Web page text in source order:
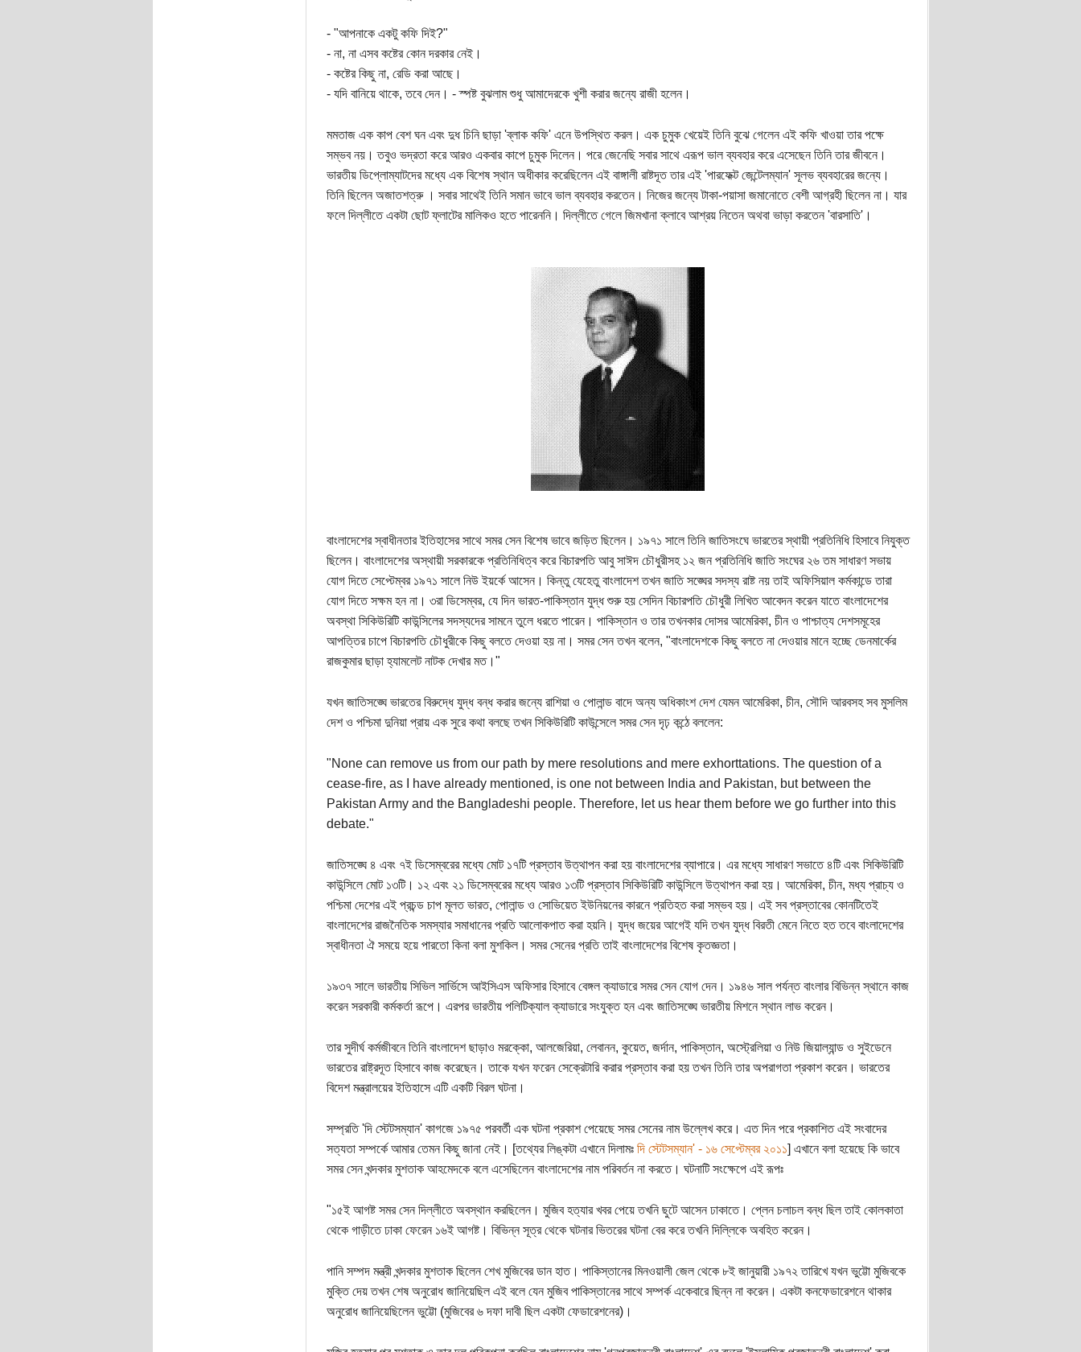
- "আপনাকে একটু কফি দিই?"
- না, না এসব কষ্টের কোন দরকার নেই।
- কষ্টের কিছু না, রেডি করা আছে।
- যদি বানিয়ে থাকে, তবে দেন। - স্পষ্ট বুঝলাম শুধু আমাদেরকে খুশী করার জন্যে রাজী হলেন।
মমতাজ এক কাপ বেশ ঘন এবং দুধ চিনি ছাড়া 'ব্লাক কফি' এনে উপস্থিত করল। এক চুমুক খেয়েই তিনি বুঝে গেলেন এই কফি খাওয়া তার পক্ষে
সম্ভব নয়। তবুও ভদ্রতা করে আরও একবার কাপে চুমুক দিলেন। পরে জেনেছি সবার সাথে এরূপ ভাল ব্যবহার করে এসেছেন তিনি তার জীবনে।
ভারতীয় ডিপ্লোম্যাটদের মধ্যে এক বিশেষ স্থান অধীকার করেছিলেন এই বাঙ্গালী রাষ্টদূত তার এই 'পারফেক্ট জেন্টেলম্যান' সূলভ ব্যবহারের জন্যে।
তিনি ছিলেন অজাতশত্রু । সবার সাথেই তিনি সমান ভাবে ভাল ব্যবহার করতেন। নিজের জন্যে টাকা-পয়াসা জমানোতে বেশী আগ্রহী ছিলেন না। যার
ফলে দিল্লীতে একটা ছোট ফ্লাটের মালিকও হতে পারেননি। দিল্লীতে গেলে জিমখানা ক্লাবে আশ্রয় নিতেন অথবা ভাড়া করতেন 'বারসাতি'।
বাংলাদেশের স্বাধীনতার ইতিহাসের সাথে সমর সেন বিশেষ ভাবে জড়িত ছিলেন। ১৯৭১ সালে তিনি জাতিসংঘে ভারতের স্থায়ী প্রতিনিধি হিসাবে নিযুক্ত
ছিলেন। বাংলাদেশের অস্থায়ী সরকারকে প্রতিনিধিত্ব করে বিচারপতি আবু সাঈদ চৌধুরীসহ ১২ জন প্রতিনিধি জাতি সংঘের ২৬ তম সাধারণ সভায়
যোগ দিতে সেপ্টেম্বর ১৯৭১ সালে নিউ ইয়র্কে আসেন। কিন্তু যেহেতু বাংলাদেশ তখন জাতি সঙ্ঘের সদস্য রাষ্ট নয় তাই অফিসিয়াল কর্মকান্ডে তারা
যোগ দিতে সক্ষম হন না। ৩রা ডিসেম্বর, যে দিন ভারত-পাকিস্তান যুদ্ধ শুরু হয় সেদিন বিচারপতি চৌধুরী লিখিত আবেদন করেন যাতে বাংলাদেশের
অবস্থা সিকিউরিটি কাউন্সিলের সদস্যদের সামনে তুলে ধরতে পারেন। পাকিস্তান ও তার তখনকার দোসর আমেরিকা, চীন ও পাশ্চাত্য দেশসমূহের
আপত্তির চাপে বিচারপতি চৌধুরীকে কিছু বলতে দেওয়া হয় না। সমর সেন তখন বলেন, "বাংলাদেশকে কিছু বলতে না দেওয়ার মানে হচ্ছে ডেনমার্কের
রাজকুমার ছাড়া হ্যামলেট নাটক দেখার মত।"
যখন জাতিসঙ্ঘে ভারতের বিরুদ্ধে যুদ্ধ বন্ধ করার জন্যে রাশিয়া ও পোলান্ড বাদে অন্য অধিকাংশ দেশ যেমন আমেরিকা, চীন, সৌদি আরবসহ সব মুসলিম
দেশ ও পশ্চিমা দুনিয়া প্রায় এক সুরে কথা বলছে তখন সিকিউরিটি কাউন্সেলে সমর সেন দৃঢ় কন্ঠে বললেন:
"None can remove us from our path by mere resolutions and mere exhorttations. The question of a
cease-fire, as I have already mentioned, is one not between India and Pakistan, but between the
Pakistan Army and the Bangladeshi people. Therefore, let us hear them before we go further into this
debate."
জাতিসঙ্ঘে ৪ এবং ৭ই ডিসেম্বরের মধ্যে মোট ১৭টি প্রস্তাব উত্থাপন করা হয় বাংলাদেশের ব্যাপারে। এর মধ্যে সাধারণ সভাতে ৪টি এবং সিকিউরিটি
কাউন্সিলে মোট ১৩টি। ১২ এবং ২১ ডিসেম্বরের মধ্যে আরও ১৩টি প্রস্তাব সিকিউরিটি কাউন্সিলে উত্থাপন করা হয়। আমেরিকা, চীন, মধ্য প্রাচ্য ও
পশ্চিমা দেশের এই প্রচন্ড চাপ মূলত ভারত, পোলান্ড ও সোভিয়েত ইউনিয়নের কারনে প্রতিহত করা সম্ভব হয়। এই সব প্রস্তাবের কোনটিতেই
বাংলাদেশের রাজনৈতিক সমস্যার সমাধানের প্রতি আলোকপাত করা হয়নি। যুদ্ধ জয়ের আগেই যদি তখন যুদ্ধ বিরতী মেনে নিতে হত তবে বাংলাদেশের
স্বাধীনতা ঐ সময়ে হয়ে পারতো কিনা বলা মুশকিল। সমর সেনের প্রতি তাই বাংলাদেশের বিশেষ কৃতজ্ঞতা।
১৯৩৭ সালে ভারতীয় সিভিল সার্ভিসে আইসিএস অফিসার হিসাবে বেঙ্গল ক্যাডারে সমর সেন যোগ দেন। ১৯৪৬ সাল পর্যন্ত বাংলার বিভিন্ন স্থানে কাজ
করেন সরকারী কর্মকর্তা রূপে। এরপর ভারতীয় পলিটিক্যাল ক্যাডারে সংযুক্ত হন এবং জাতিসঙ্ঘে ভারতীয় মিশনে স্থান লাভ করেন।
তার সুদীর্ঘ কর্মজীবনে তিনি বাংলাদেশ ছাড়াও মরক্কো, আলজেরিয়া, লেবানন, কুয়েত, জর্দান, পাকিস্তান, অস্ট্রেলিয়া ও নিউ জিয়াল্যান্ড ও সুইডেনে
ভারতের রাষ্ট্রদূত হিসাবে কাজ করেছেন। তাকে যখন ফরেন সেক্রেটারি করার প্রস্তাব করা হয় তখন তিনি তার অপরাগতা প্রকাশ করেন। ভারতের
বিদেশ মন্ত্রালয়ের ইতিহাসে এটি একটি বিরল ঘটনা।
সম্প্রতি 'দি স্টেটসম্যান' কাগজে ১৯৭৫ পরবর্তী এক ঘটনা প্রকাশ পেয়েছে সমর সেনের নাম উল্লেখ করে। এত দিন পরে প্রকাশিত এই সংবাদের
সত্যতা সম্পর্কে আমার তেমন কিছু জানা নেই। [তথ্যের লিঙ্কটা এখানে দিলামঃ দি স্টেটসম্যান' - ১৬ সেপ্টেম্বর ২০১১] এখানে বলা হয়েছে কি ভাবে
সমর সেন খন্দকার মুশতাক আহমেদকে বলে এসেছিলেন বাংলাদেশের নাম পরিবর্তন না করতে। ঘটনাটি সংক্ষেপে এই রূপঃ
"১৫ই আগষ্ট সমর সেন দিল্লীতে অবস্থান করছিলেন। মুজিব হত্যার খবর পেয়ে তখনি ছুটে আসেন ঢাকাতে। প্লেন চলাচল বন্ধ ছিল তাই কোলকাতা
থেকে গাড়ীতে ঢাকা ফেরেন ১৬ই আগষ্ট। বিভিন্ন সূত্র থেকে ঘটনার ভিতরের ঘটনা বের করে তখনি দিল্লিকে অবহিত করেন।
পানি সম্পদ মন্ত্রী খন্দকার মুশতাক ছিলেন শেখ মুজিবের ডান হাত। পাকিস্তানের মিনওয়ালী জেল থেকে ৮ই জানুয়ারী ১৯৭২ তারিখে যখন ভুট্টো মুজিবকে
মুক্তি দেয় তখন শেষ অনুরোধ জানিয়েছিল এই বলে যেন মুজিব পাকিস্তানের সাথে সম্পর্ক একেবারে ছিন্ন না করেন। একটা কনফেডারেশনে থাকার
অনুরোধ জানিয়েছিলেন ভুট্টো (মুজিবের ৬ দফা দাবী ছিল একটা ফেডারেশনের)।